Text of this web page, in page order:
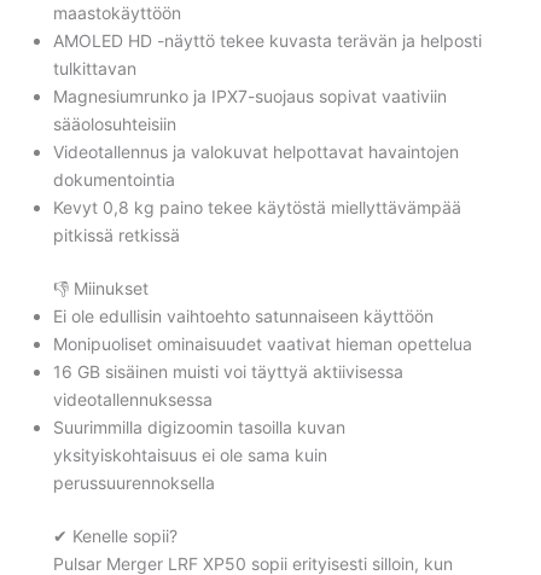
maastokäyttöön
AMOLED HD -näyttö tekee kuvasta terävän ja helposti
tulkittavan
Magnesiumrunko ja IPX7-suojaus sopivat vaativiin
sääolosuhteisiin
Videotallennus ja valokuvat helpottavat havaintojen
dokumentointia
Kevyt 0,8 kg paino tekee käytöstä miellyttävämpää
pitkissä retkissä
👎 Miinukset
Ei ole edullisin vaihtoehto satunnaiseen käyttöön
Monipuoliset ominaisuudet vaativat hieman opettelua
16 GB sisäinen muisti voi täyttyä aktiivisessa
videotallennuksessa
Suurimmilla digizoomin tasoilla kuvan
yksityiskohtaisuus ei ole sama kuin
perussuurennoksella
✔ Kenelle sopii?
Pulsar Merger LRF XP50 sopii erityisesti silloin, kun